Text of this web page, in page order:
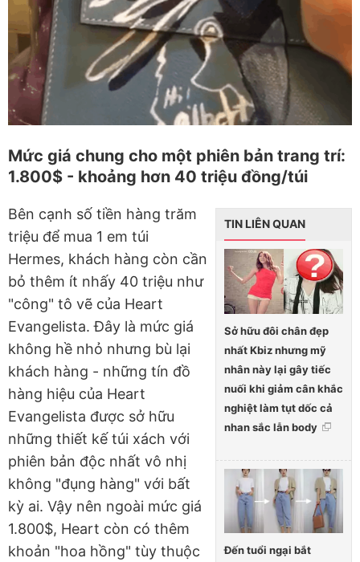
Mức giá chung cho một phiên bản trang trí:
1.800$ - khoảng hơn 40 triệu đồng/túi
TIN LIÊN QUAN
Sở hữu đôi chân đẹp
nhất Kbiz nhưng mỹ
nhân này lại gây tiếc
nuối khi giảm cân khắc
nghiệt làm tụt dốc cả
nhan sắc lẫn body
Đến tuổi ngại bắt
Bên cạnh số tiền hàng trăm
triệu để mua 1 em túi
Hermes, khách hàng còn cần
bỏ thêm ít nhấy 40 triệu như
"công" tô vẽ của Heart
Evangelista. Đây là mức giá
không hề nhỏ nhưng bù lại
khách hàng - những tín đồ
hàng hiệu của Heart
Evangelista được sở hữu
những thiết kế túi xách với
phiên bản độc nhất vô nhị
không "đụng hàng" với bất
kỳ ai. Vậy nên ngoài mức giá
1.800$, Heart còn có thêm
khoản "hoa hồng" tùy thuộc